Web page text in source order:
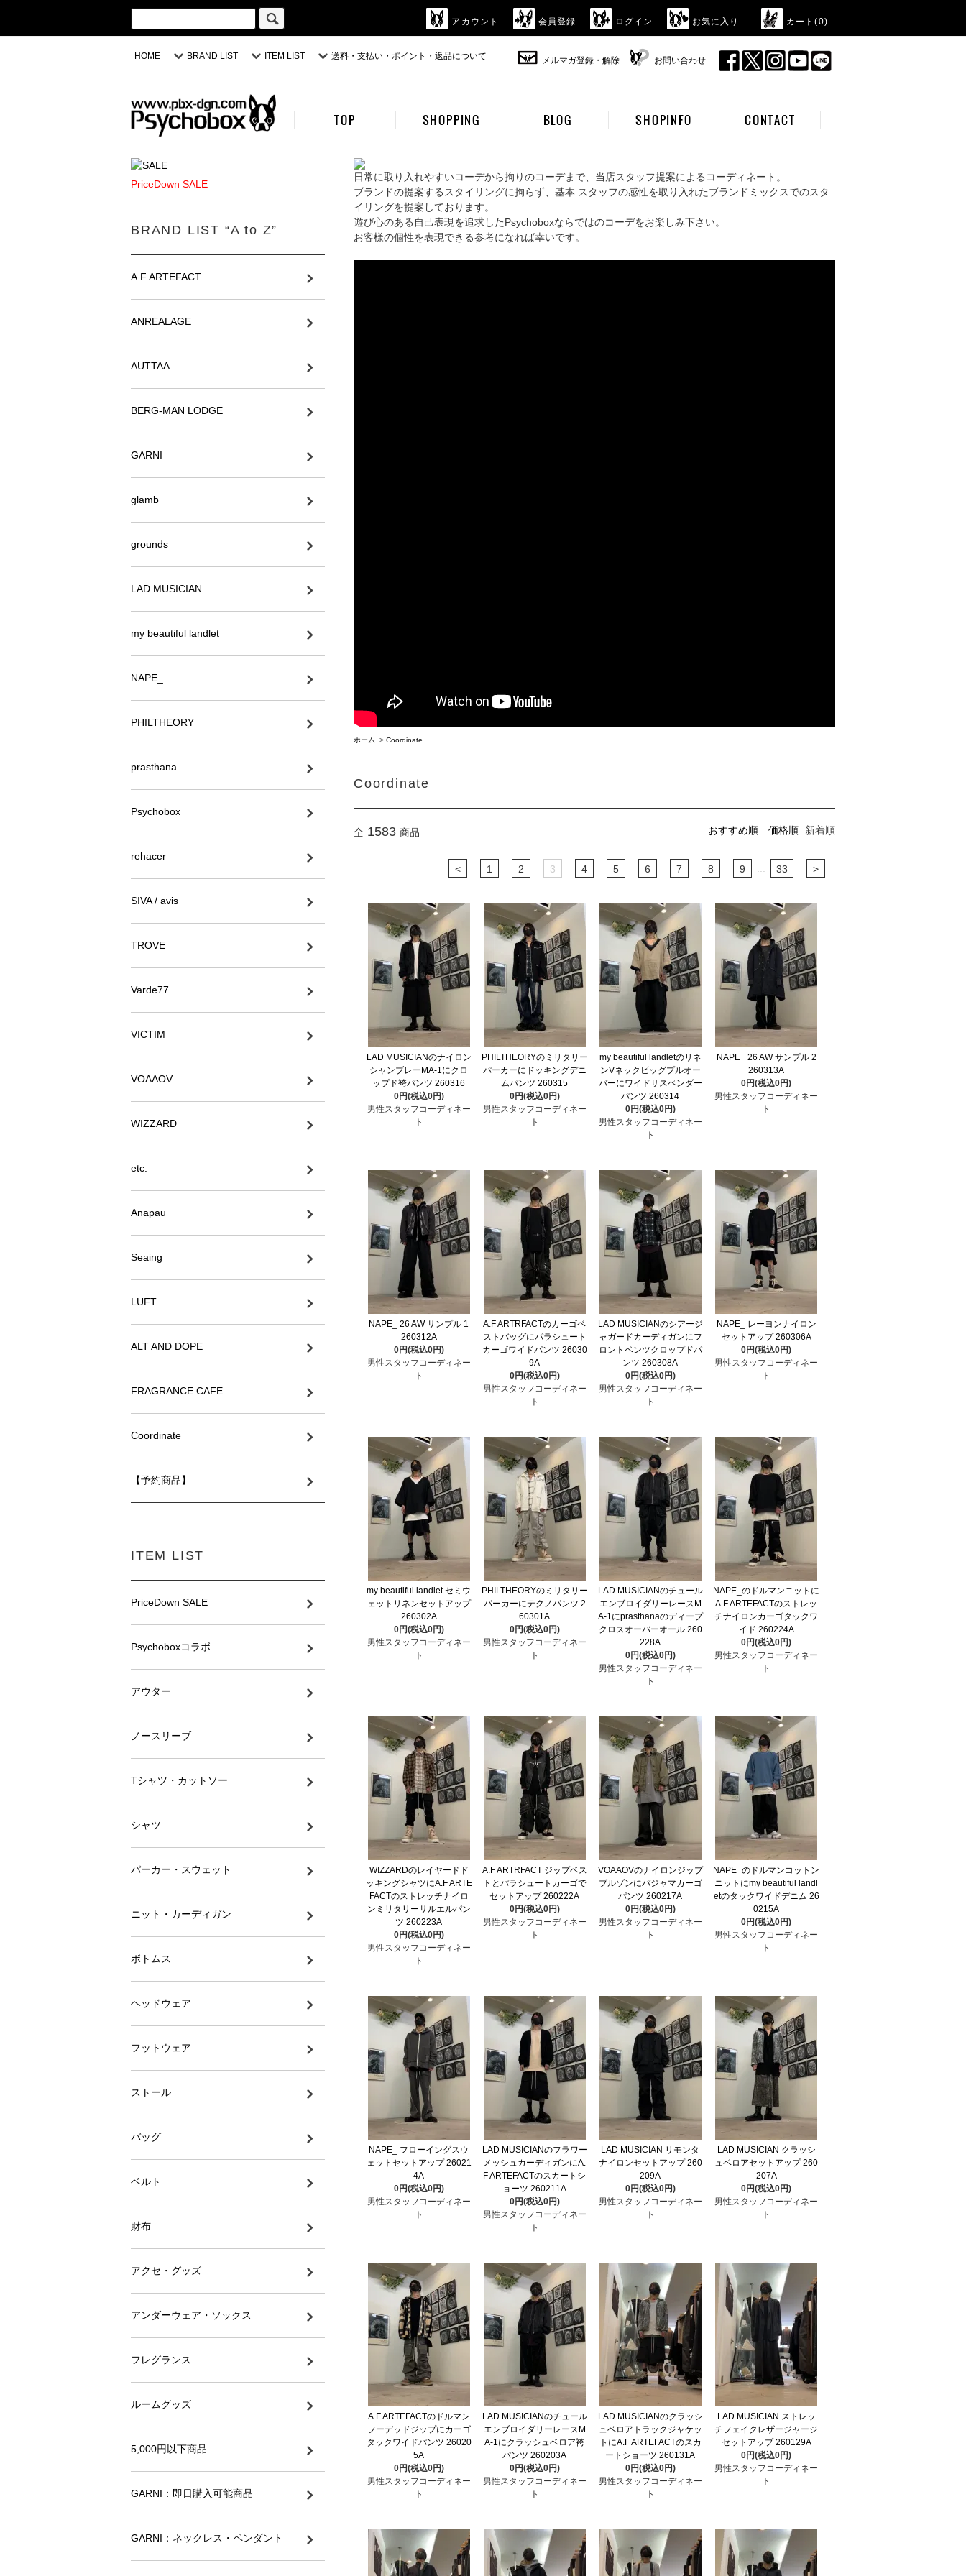
アカウント 会員登録 ログイン お気に入り カート(0)
HOME BRAND LIST ITEM LIST 送料・支払い・ポイント・返品について メルマガ登録・解除 お問い合わせ
TOP SHOPPING BLOG SHOPINFO CONTACT
日常に取り入れやすいコーデから拘りのコーデまで、当店スタッフ提案によるコーディネート。
ブランドの提案するスタイリングに拘らず、基本 スタッフの感性を取り入れたブランドミックスでのスタ
イリングを提案しております。
遊び心のある自己表現を追求したPsychoboxならではのコーデをお楽しみ下さい。
お客様の個性を表現できる参考になれば幸いです。
ホーム > Coordinate
Coordinate
全 1583 商品 おすすめ順 価格順 新着順
< 1 2 3 4 5 6 7 8 9 33 >
LAD MUSICIANのナイロン
シャンブレーMA-1にクロ
ップド袴パンツ 260316
0円(税込0円)
男性スタッフコーディネー
ト
PHILTHEORYのミリタリー
パーカーにドッキングデニ
ムパンツ 260315
0円(税込0円)
男性スタッフコーディネー
ト
my beautiful landletのリネ
ンVネックビッグプルオー
バーにワイドサスペンダー
パンツ 260314
0円(税込0円)
男性スタッフコーディネー
ト
NAPE_ 26 AW サンプル 2
260313A
0円(税込0円)
男性スタッフコーディネー
ト
NAPE_ 26 AW サンプル 1
260312A
0円(税込0円)
男性スタッフコーディネー
ト
A.F ARTRFACTのカーゴベ
ストバッグにパラシュート
カーゴワイドパンツ 26030
9A
0円(税込0円)
男性スタッフコーディネー
ト
LAD MUSICIANのシアージ
ャガードカーディガンにフ
ロントベンツクロップドパ
ンツ 260308A
0円(税込0円)
男性スタッフコーディネー
ト
NAPE_ レーヨンナイロン
セットアップ 260306A
0円(税込0円)
男性スタッフコーディネー
ト
my beautiful landlet セミウ
ェットリネンセットアップ
260302A
0円(税込0円)
男性スタッフコーディネー
ト
PHILTHEORYのミリタリー
パーカーにテクノパンツ 2
60301A
0円(税込0円)
男性スタッフコーディネー
ト
LAD MUSICIANのチュール
エンブロイダリーレースM
A-1にprasthanaのディープ
クロスオーバーオール 260
228A
0円(税込0円)
男性スタッフコーディネー
ト
NAPE_のドルマンニットに
A.F ARTEFACTのストレッ
チナイロンカーゴタックワ
イド 260224A
0円(税込0円)
男性スタッフコーディネー
ト
WIZZARDのレイヤードド
ッキングシャツにA.F ARTE
FACTのストレッチナイロ
ンミリタリーサルエルパン
ツ 260223A
0円(税込0円)
男性スタッフコーディネー
ト
A.F ARTRFACT ジップベス
トとパラシュートカーゴで
セットアップ 260222A
0円(税込0円)
男性スタッフコーディネー
ト
VOAAOVのナイロンジップ
ブルゾンにパジャマカーゴ
パンツ 260217A
0円(税込0円)
男性スタッフコーディネー
ト
NAPE_のドルマンコットン
ニットにmy beautiful landl
etのタックワイドデニム 26
0215A
0円(税込0円)
男性スタッフコーディネー
ト
NAPE_ フローイングスウ
ェットセットアップ 26021
4A
0円(税込0円)
男性スタッフコーディネー
ト
LAD MUSICIANのフラワー
メッシュカーディガンにA.
F ARTEFACTのスカートシ
ョーツ 260211A
0円(税込0円)
男性スタッフコーディネー
ト
LAD MUSICIAN リモンタ
ナイロンセットアップ 260
209A
0円(税込0円)
男性スタッフコーディネー
ト
LAD MUSICIAN クラッシ
ュベロアセットアップ 260
207A
0円(税込0円)
男性スタッフコーディネー
ト
A.F ARTEFACTのドルマン
フーデッドジップにカーゴ
タックワイドパンツ 26020
5A
0円(税込0円)
男性スタッフコーディネー
ト
LAD MUSICIANのチュール
エンブロイダリーレースM
A-1にクラッシュベロア袴
パンツ 260203A
0円(税込0円)
男性スタッフコーディネー
ト
LAD MUSICIANのクラッシ
ュベロアトラックジャケッ
トにA.F ARTEFACTのスカ
ートショーツ 260131A
0円(税込0円)
男性スタッフコーディネー
ト
LAD MUSICIAN ストレッ
チフェイクレザージャージ
セットアップ 260129A
0円(税込0円)
男性スタッフコーディネー
ト
PriceDown SALE
BRAND LIST “A to Z”
A.F ARTEFACT
ANREALAGE
AUTTAA
BERG-MAN LODGE
GARNI
glamb
grounds
LAD MUSICIAN
my beautiful landlet
NAPE_
PHILTHEORY
prasthana
Psychobox
rehacer
SIVA / avis
TROVE
Varde77
VICTIM
VOAAOV
WIZZARD
etc.
Anapau
Seaing
LUFT
ALT AND DOPE
FRAGRANCE CAFE
Coordinate
【予約商品】
ITEM LIST
PriceDown SALE
Psychoboxコラボ
アウター
ノースリーブ
Tシャツ・カットソー
シャツ
パーカー・スウェット
ニット・カーディガン
ボトムス
ヘッドウェア
フットウェア
ストール
バッグ
ベルト
財布
アクセ・グッズ
アンダーウェア・ソックス
フレグランス
ルームグッズ
5,000円以下商品
GARNI：即日購入可能商品
GARNI：ネックレス・ペンダント